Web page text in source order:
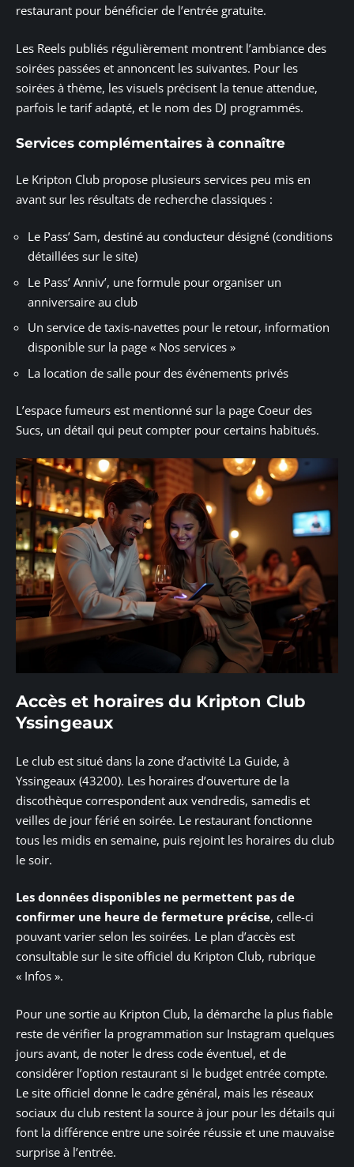
restaurant pour bénéficier de l’entrée gratuite.
Les Reels publiés régulièrement montrent l’ambiance des
soirées passées et annoncent les suivantes. Pour les
soirées à thème, les visuels précisent la tenue attendue,
parfois le tarif adapté, et le nom des DJ programmés.
Services complémentaires à connaître
Le Kripton Club propose plusieurs services peu mis en
avant sur les résultats de recherche classiques :
Le Pass’ Sam, destiné au conducteur désigné (conditions
détaillées sur le site)
Le Pass’ Anniv’, une formule pour organiser un
anniversaire au club
Un service de taxis-navettes pour le retour, information
disponible sur la page « Nos services »
La location de salle pour des événements privés
L’espace fumeurs est mentionné sur la page Coeur des
Sucs, un détail qui peut compter pour certains habitués.
Accès et horaires du Kripton Club
Yssingeaux
Le club est situé dans la zone d’activité La Guide, à
Yssingeaux (43200). Les horaires d’ouverture de la
discothèque correspondent aux vendredis, samedis et
veilles de jour férié en soirée. Le restaurant fonctionne
tous les midis en semaine, puis rejoint les horaires du club
le soir.
Les données disponibles ne permettent pas de
confirmer une heure de fermeture précise, celle-ci
pouvant varier selon les soirées. Le plan d’accès est
consultable sur le site officiel du Kripton Club, rubrique
« Infos ».
Pour une sortie au Kripton Club, la démarche la plus fiable
reste de vérifier la programmation sur Instagram quelques
jours avant, de noter le dress code éventuel, et de
considérer l’option restaurant si le budget entrée compte.
Le site officiel donne le cadre général, mais les réseaux
sociaux du club restent la source à jour pour les détails qui
font la différence entre une soirée réussie et une mauvaise
surprise à l’entrée.